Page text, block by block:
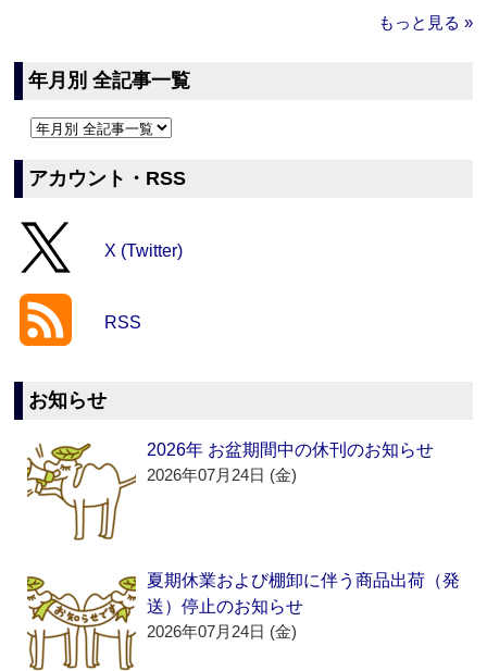
もっと見る »
年月別 全記事一覧
アカウント・RSS
X (Twitter)
RSS
お知らせ
2026年 お盆期間中の休刊のお知らせ
2026年07月24日 (金)
夏期休業および棚卸に伴う商品出荷（発
送）停止のお知らせ
2026年07月24日 (金)